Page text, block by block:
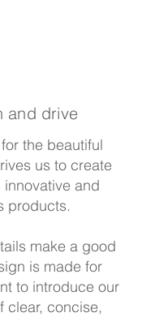
and drive
the beautiful
us to create
and
products.
make a good
is made for
to introduce our
clear, concise,